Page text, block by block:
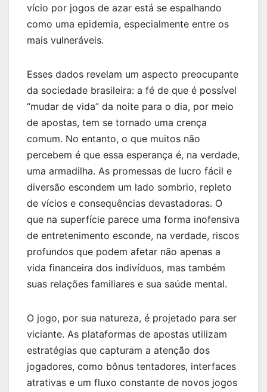
vício por jogos de azar está se espalhando
como uma epidemia, especialmente entre os
mais vulneráveis.
Esses dados revelam um aspecto preocupante
da sociedade brasileira: a fé de que é possível
“mudar de vida” da noite para o dia, por meio
de apostas, tem se tornado uma crença
comum. No entanto, o que muitos não
percebem é que essa esperança é, na verdade,
uma armadilha. As promessas de lucro fácil e
diversão escondem um lado sombrio, repleto
de vícios e consequências devastadoras. O
que na superfície parece uma forma inofensiva
de entretenimento esconde, na verdade, riscos
profundos que podem afetar não apenas a
vida financeira dos indivíduos, mas também
suas relações familiares e sua saúde mental.
O jogo, por sua natureza, é projetado para ser
viciante. As plataformas de apostas utilizam
estratégias que capturam a atenção dos
jogadores, como bônus tentadores, interfaces
atrativas e um fluxo constante de novos jogos